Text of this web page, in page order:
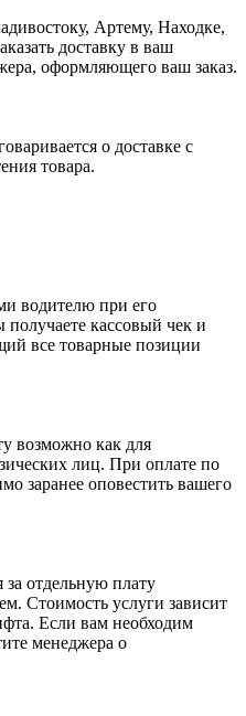
Артему, Находке,
доставку в ваш
оформляющего ваш заказ.
о доставке с
товара.
водителю при его
кассовый чек и
все товарные позиции
возможно как для
лиц. При оплате по
заранее оповестить вашего
отдельную плату
Стоимость услуги зависит
Если вам необходим
менеджера о